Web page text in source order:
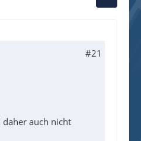
#21
auch nicht